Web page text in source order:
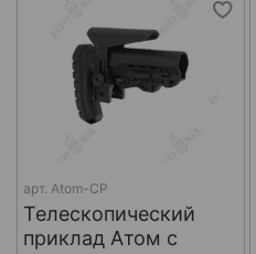
арт. Atom-CP
Телескопический
приклад Атом с